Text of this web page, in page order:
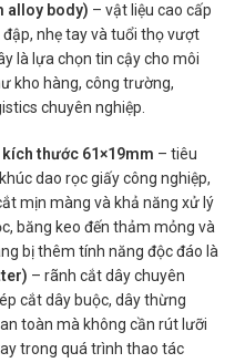
alloy body) – vật liệu cao cấp
nhẹ tay và tuổi thọ vượt
là lựa chọn tin cậy cho môi
kho hàng, công trường,
chuyên nghiệp.
kích thước 61×19mm – tiêu
dao rọc giấy công nghiệp,
mịn màng và khả năng xử lý
băng keo đến thảm mỏng và
bị thêm tính năng độc đáo là
– rãnh cắt dây chuyên
cắt dây buộc, dây thừng
toàn mà không cần rút lưỡi
trong quá trình thao tác